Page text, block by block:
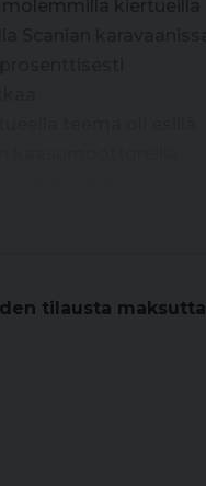
tilausta maksutta